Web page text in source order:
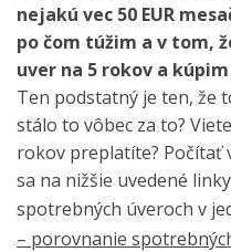
nejakú vec 50 EUR
po čom túžim a v tom,
uver na 5 rokov a
Ten podstatný je ten, že
stálo to vôbec za to?
rokov preplatíte? Počítať
sa na nižšie uvedené
spotrebných úveroch v
– porovnanie